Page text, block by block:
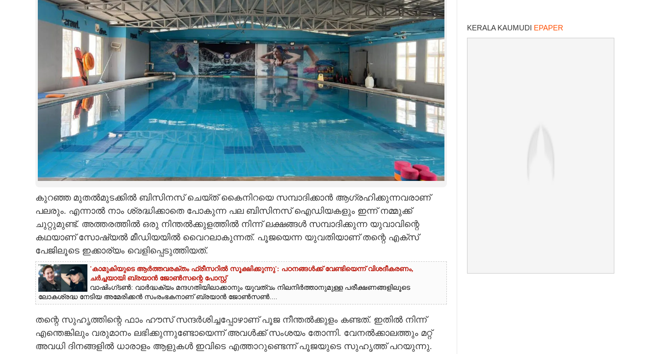
CARTOONS
LITERATURE
CONTACT US
കുറഞ്ഞ മുതൽമുടക്കിൽ ബിസിനസ് ചെയ്ത് കെെനിറയെ സമ്പാദിക്കാൻ ആഗ്രഹിക്കുന്നവരാണ്
പലരും. എന്നാൽ നാം ശ്രദ്ധിക്കാതെ പോകുന്ന പല ബിസിനസ് ഐഡിയകളും ഇന്ന് നമ്മുക്ക്
ചുറ്റുമുണ്ട്. അത്തരത്തിൽ ഒരു നിന്തൽക്കുളത്തിൽ നിന്ന് ലക്ഷങ്ങൾ സമ്പാദിക്കുന്ന യുവാവിന്റെ
കഥയാണ് സോഷ്യൽ മീഡിയയിൽ വെെറലാകുന്നത്. പൂജയെന്ന യുവതിയാണ് തന്റെ എക്സ്
പേജിലൂടെ ഇക്കാര്യം വെളിപ്പെടുത്തിയത്.
'കാമുകിയുടെ ആർത്തവരക്തം ഫ്രീസറിൽ സൂക്ഷിക്കുന്നു': പഠനങ്ങൾക്ക് വേണ്ടിയെന്ന് വിശദീകരണം,​
ചർച്ചയായി ബ്രയാൻ ജോൺസന്റെ പോസ്റ്റ്
വാഷിംഗ്ടൺ: വാർദ്ധക്യം മന്ദഗതിയിലാക്കാനും യുവത്വം നിലനിർത്താനുമുള്ള പരീക്ഷണങ്ങളിലൂടെ
ലോകശ്രദ്ധ നേടിയ അമേരിക്കൻ സംരംഭകനാണ് ബ്രയാൻ ജോൺസൺ....
തന്റെ സുഹൃത്തിന്റെ ഫാം ഹൗസ് സന്ദർശിച്ചപ്പോഴാണ് പൂജ നീന്തൽക്കുളം കണ്ടത്. ഇതിൽ നിന്ന്
എന്തെങ്കിലും വരുമാനം ലഭിക്കുന്നുണ്ടോയെന്ന് അവൾക്ക് സംശയം തോന്നി. വേനൽക്കാലത്തും മറ്റ്
അവധി ദിനങ്ങളിൽ ധാരാളം ആളുകൾ ഇവിടെ എത്താറുണ്ടെന്ന് പൂജയുടെ സുഹൃത്ത് പറയുന്നു.
KERALA KAUMUDI EPAPER